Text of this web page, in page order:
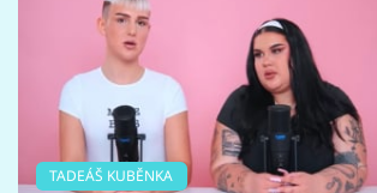
TADEÁŠ KUBĚNKA